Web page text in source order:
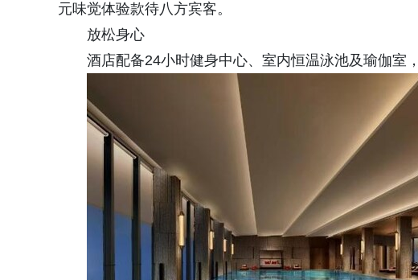
元味觉体验款待八方宾客。
放松身心
酒店配备24小时健身中心、室内恒温泳池及瑜伽室